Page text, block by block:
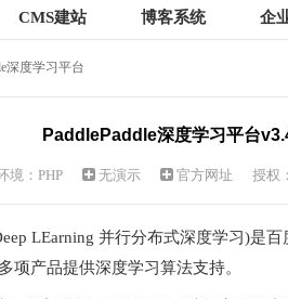
CMS建站 博客系统 企
深度学习平台
PaddlePaddle深度学习平台
境：PHP 无演示 官方网址 授权
LEarning 并行分布式深度学习)是
项产品提供深度学习算法支持。